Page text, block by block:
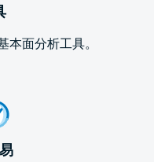
面分析工具。